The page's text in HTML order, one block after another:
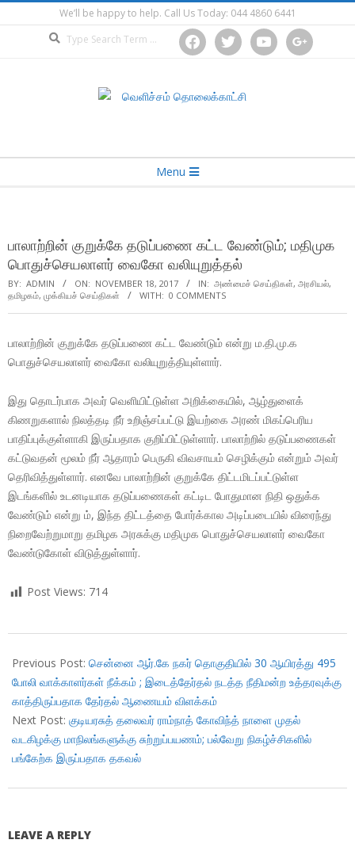
to
We’ll be happy to help. Call Us Today: 044 4860 6441
facebooktwitter youtube google
Menu
பாலாற்றின் குறுக்கே தடுப்பணை கட்ட வேண்டும்; மதிமுக
பொதுச்செயலாளர் வைகோ வலியுறுத்தல்
BY: ADMIN ON: NOVEMBER 18, 2017 IN: அண்மைச் செய்திகள், அரசியல்,
தமிழகம், முக்கியச் செய்திகள் WITH: 0 COMMENTS
பாலாற்றின் குறுக்கே தடுப்பணை கட்ட வேண்டும் என்று ம.தி.மு.க
பொதுச்செயலாளர் வைகோ வலியுறுத்தியுள்ளார்.
இது தொடர்பாக அவர் வெளியிட்டுள்ள அறிக்கையில், ஆழ்துளைக்
கிணறுகளால் நிலத்தடி நீர் உறிஞ்சப்பட்டு இயற்கை அரண் மிகப்பெரிய
பாதிப்புக்குள்ளாகி இருப்பதாக குறிப்பிட்டுள்ளார். பாலாற்றில் தடுப்பணைகள்
கட்டுவதன் மூலம் நீர் ஆதாரம் பெருகி விவசாயம் செழிக்கும் என்றும் அவர்
தெரிவித்துள்ளார். எனவே பாலாற்றின் குறுக்கே திட்டமிடப்பட்டுள்ள
இடங்களில் உடனடியாக தடுப்பணைகள் கட்டிட போதுமான நிதி ஒதுக்க
வேண்டும் என்று ம், இந்த திட்டத்தை போர்க்கால அடிப்படையில் விரைந்து
நிறைவேற்றுமாறு தமிழக அரசுக்கு மதிமுக பொதுச்செயலாளர் வைகோ
வேண்டுகோள் விடுத்துள்ளார்.
Post Views: 714
11-
18
Previous Post: சென்னை ஆர்.கே நகர் தொகுதியில் 30 ஆயிரத்து 495
போலி வாக்காளர்கள் நீக்கம் ; இடைத்தேர்தல் நடத்த நீதிமன்ற உத்தரவுக்கு
காத்திருப்பதாக தேர்தல் ஆணையம் விளக்கம்
Next Post: குடியரசுத் தலைவர் ராம்நாத் கோவிந்த் நாளை முதல்
வடகிழக்கு மாநிலங்களுக்கு சுற்றுப்பயணம்; பல்வேறு நிகழ்ச்சிகளில்
பங்கேற்க இருப்பதாக தகவல்
LEAVE A REPLY